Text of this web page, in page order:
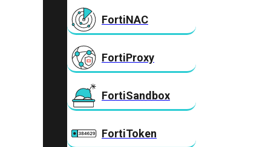
FortiNAC
FortiProxy
FortiSandbox
FortiToken